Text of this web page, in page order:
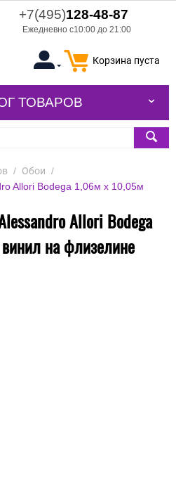
+7(495)128-48-87
Ежедневно с10:00 до 21:00
Корзина пуста
ТОВАРОВ
/ Обои /
Allori Bodega 1,06м х 10,05м
Allori Bodega
на флизелине